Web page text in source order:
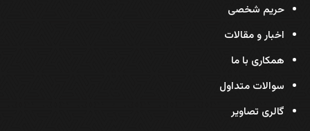
حریم شخصی
اخبار و مقالات
همکاری با ما
سوالات متداول
گالری تصاویر